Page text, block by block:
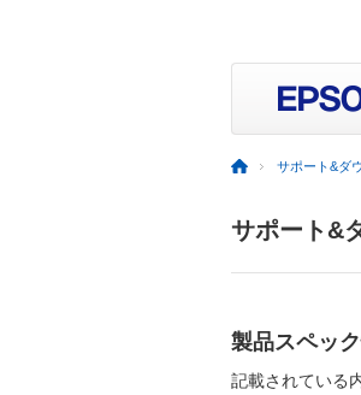
サポート&ダ
サポート&
製品スペッ
記載されている